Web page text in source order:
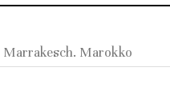
Marrakesch. Marokko